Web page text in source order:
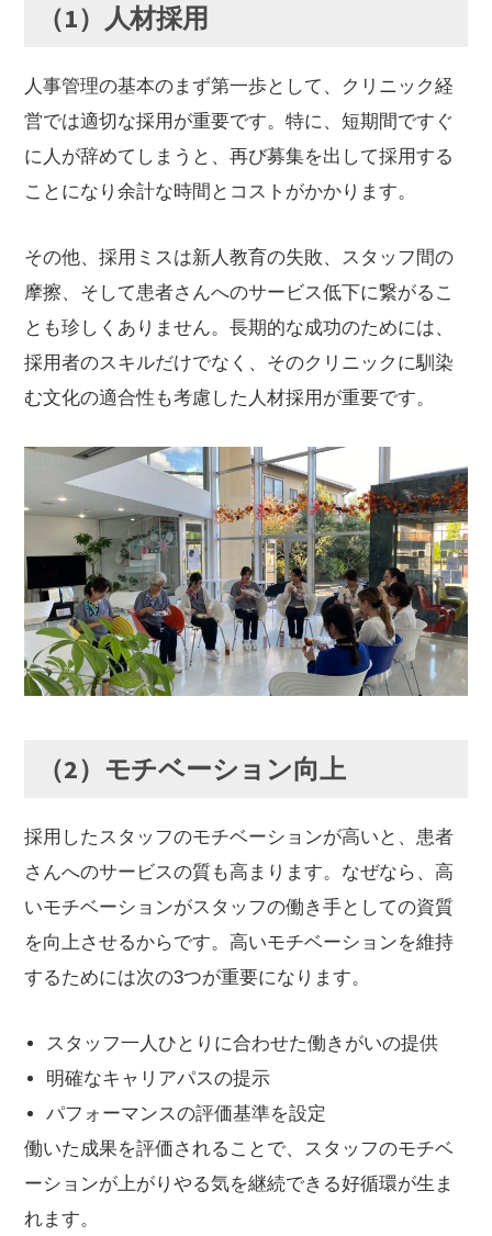
（1）人材採用
人事管理の基本のまず第一歩として、クリニック経
営では適切な採用が重要です。特に、短期間ですぐ
に人が辞めてしまうと、再び募集を出して採用する
ことになり余計な時間とコストがかかります。
その他、採用ミスは新人教育の失敗、スタッフ間の
摩擦、そして患者さんへのサービス低下に繋がるこ
とも珍しくありません。長期的な成功のためには、
採用者のスキルだけでなく、そのクリニックに馴染
む文化の適合性も考慮した人材採用が重要です。
（2）モチベーション向上
採用したスタッフのモチベーションが高いと、患者
さんへのサービスの質も高まります。なぜなら、高
いモチベーションがスタッフの働き手としての資質
を向上させるからです。高いモチベーションを維持
するためには次の3つが重要になります。
スタッフ一人ひとりに合わせた働きがいの提供
明確なキャリアパスの提示
パフォーマンスの評価基準を設定
働いた成果を評価されることで、スタッフのモチベ
ーションが上がりやる気を継続できる好循環が生ま
れます。